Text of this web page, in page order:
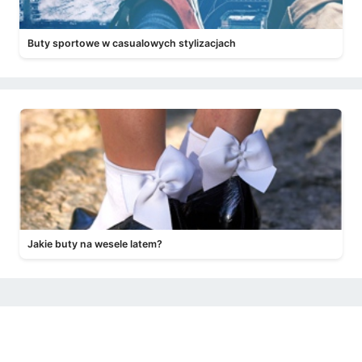
Buty sportowe w casualowych stylizacjach
Jakie buty na wesele latem?